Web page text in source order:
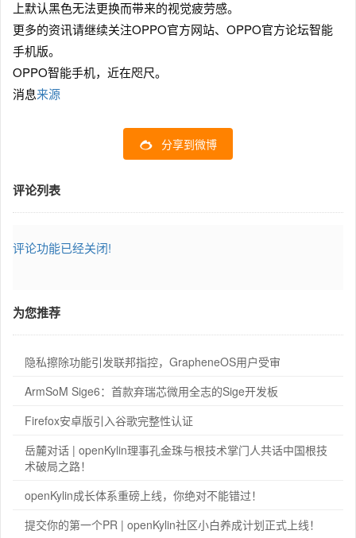
上默认黑色无法更换而带来的视觉疲劳感。
更多的资讯请继续关注OPPO官方网站、OPPO官方论坛智能
手机版。
OPPO智能手机，近在咫尺。
消息来源
分享到微博
评论列表
评论功能已经关闭!
为您推荐
隐私擦除功能引发联邦指控，GrapheneOS用户受审
ArmSoM Sige6：首款弃瑞芯微用全志的Sige开发板
Firefox安卓版引入谷歌完整性认证
岳麓对话 | openKylin理事孔金珠与根技术掌门人共话中国根技
术破局之路！
openKylin成长体系重磅上线，你绝对不能错过！
提交你的第一个PR | openKylin社区小白养成计划正式上线！